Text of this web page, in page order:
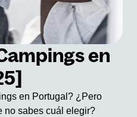
en
en Portugal? ¿Pero
no sabes cuál elegir?